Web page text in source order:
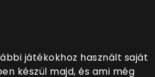
játékokhoz használt saját
készül majd, és ami még